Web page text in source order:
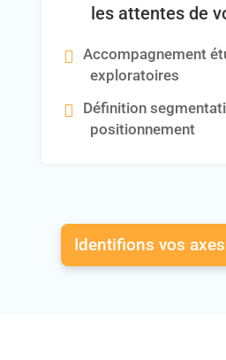
les attentes de
Accompagnement
exploratoires
Définition
positionnement
Identifions vos